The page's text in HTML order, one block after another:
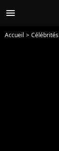
menu
Accueil Célébrités